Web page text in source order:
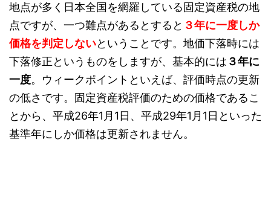
地点が多く日本全国を網羅している固定資産税の地
点ですが、一つ難点があるとすると ３年に一度しか
価格を判定しないということです。地価下落時には
下落修正というものをしますが、基本的には ３年に
一度。ウィークポイントといえば、評価時点の更新
の低さです。固定資産税評価のための価格であるこ
とから、平成26年1月1日、平成29年1月1日といった
基準年にしか価格は更新されません。